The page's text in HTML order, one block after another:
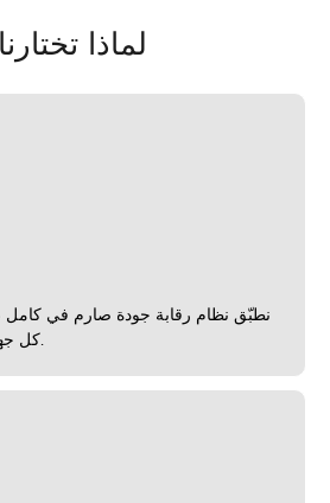
لماذا
نطبّق نظام رقابة جودة صارم في كامل
كل جهاز يلبّي المعايير العالية.